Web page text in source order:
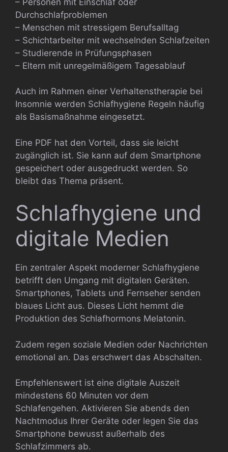
Durchschlafproblemen
– Menschen mit stressigem Berufsalltag
– Schichtarbeiter mit wechselnden Schlafzeiten
– Studierende in Prüfungsphasen
– Eltern mit unregelmäßigem Tagesablauf
Auch im Rahmen einer Verhaltenstherapie bei
Insomnie werden Schlafhygiene Regeln häufig
als Basismaßnahme eingesetzt.
Eine PDF hat den Vorteil, dass sie leicht
zugänglich ist. Sie kann auf dem Smartphone
gespeichert oder ausgedruckt werden. So
bleibt das Thema präsent.
Schlafhygiene und
digitale Medien
Ein zentraler Aspekt moderner Schlafhygiene
betrifft den Umgang mit digitalen Geräten.
Smartphones, Tablets und Fernseher senden
blaues Licht aus. Dieses Licht hemmt die
Produktion des Schlafhormons Melatonin.
Zudem regen soziale Medien oder Nachrichten
emotional an. Das erschwert das Abschalten.
Empfehlenswert ist eine digitale Auszeit
mindestens 60 Minuten vor dem
Schlafengehen. Aktivieren Sie abends den
Nachtmodus Ihrer Geräte oder legen Sie das
Smartphone bewusst außerhalb des
Schlafzimmers ab.